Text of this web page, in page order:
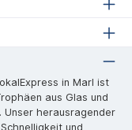
in Marl ist
aus Glas und
Unser herausragender
und